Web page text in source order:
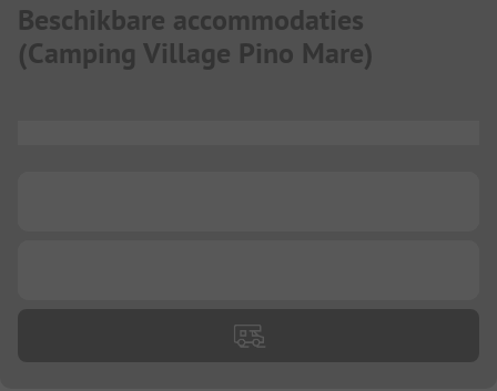
Beschikbare accommodaties
(Camping Village Pino Mare)